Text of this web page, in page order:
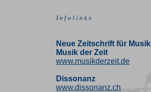
I n f o l i n k s
Neue Zeitschrift für Musik
Musik der Zeit
www.musikderzeit.de
Dissonanz
www.dissonanz.ch